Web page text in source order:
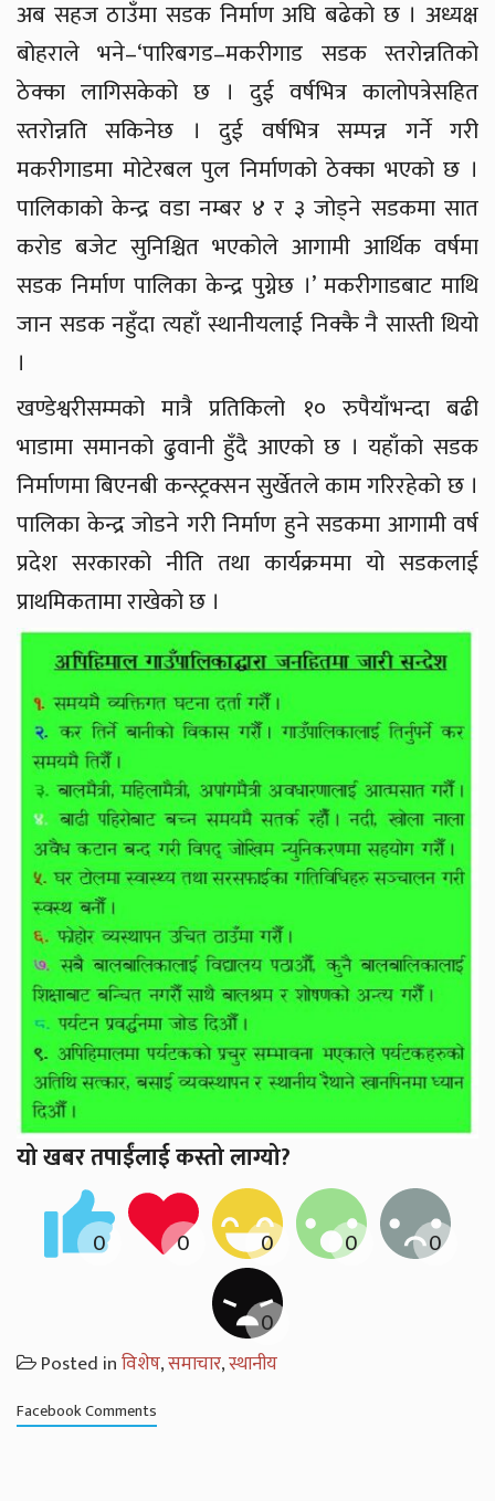
अब सहज ठाउँमा सडक निर्माण अघि बढेको छ । अध्यक्ष
बोहराले भने–‘पारिबगड–मकरीगाड सडक स्तरोन्नतिको
ठेक्का लागिसकेको छ । दुई वर्षभित्र कालोपत्रेसहित
स्तरोन्नति सकिनेछ । दुई वर्षभित्र सम्पन्न गर्ने गरी
मकरीगाडमा मोटेरबल पुल निर्माणको ठेक्का भएको छ ।
पालिकाको केन्द्र वडा नम्बर ४ र ३ जोड्ने सडकमा सात
करोड बजेट सुनिश्चित भएकोले आगामी आर्थिक वर्षमा
सडक निर्माण पालिका केन्द्र पुग्नेछ ।’ मकरीगाडबाट माथि
जान सडक नहुँदा त्यहाँ स्थानीयलाई निक्कै नै सास्ती थियो
।
खण्डेश्वरीसम्मको मात्रै प्रतिकिलो १० रुपैयाँभन्दा बढी
भाडामा समानको ढुवानी हुँदै आएको छ । यहाँको सडक
निर्माणमा बिएनबी कन्स्ट्रक्सन सुर्खेतले काम गरिरहेको छ ।
पालिका केन्द्र जोडने गरी निर्माण हुने सडकमा आगामी वर्ष
प्रदेश सरकारको नीति तथा कार्यक्रममा यो सडकलाई
प्राथमिकतामा राखेको छ ।
यो खबर तपाईंलाई कस्तो लाग्यो?
Posted inविशेष,समाचार,स्थानीय
Facebook Comments